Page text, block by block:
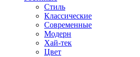
Стиль
Классические
Современные
Модерн
Хай-тек
Цвет